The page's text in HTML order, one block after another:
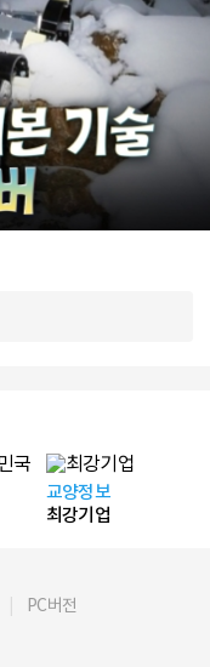
교양정보
최강기업
PC버전